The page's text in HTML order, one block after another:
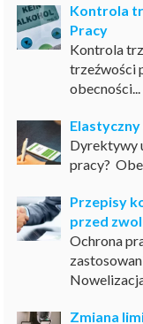
Kontrola
Pracy
Kontrola
trzeźwości
obecności...
Dyrektywy
pracy?
Przepisy
przed
Ochrona
Zmiana